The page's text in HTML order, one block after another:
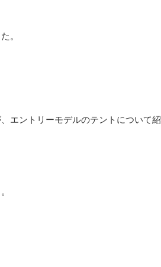
。
エントリーモデルのテントについて紹